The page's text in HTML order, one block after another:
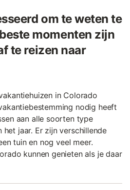
om te weten te
momenten zijn
te reizen naar
in Colorado
nodig heeft
aan alle soorten type
jaar. Er zijn verschillende
tuin en nog veel meer.
kunnen genieten als je daar